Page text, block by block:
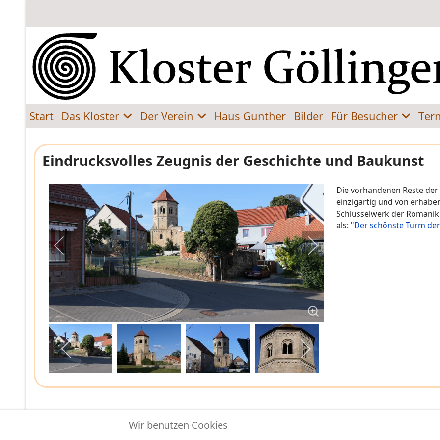
Start Das Kloster Der Verein Haus Gunther Bilder Für Besucher
Eindrucksvolles Zeugnis der Geschichte und Baukunst
Die vorhandenen Reste
einzigartig und von
Schlüsselwerk der
als: "Der schönste Turm
Wir benutzen Cookies